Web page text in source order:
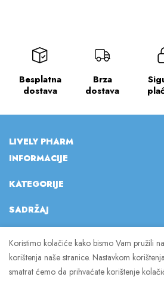
Besplatna
dostava
Brza
dostava
LIVELY PHARM
INFORMACIJE
KATEGORIJE
SADRŽAJ
© 2023 Lively Pharm. Sva
Koristimo kolačiće kako bismo Vam pružili
korištenja naše stranice. Nastavkom
smatrat ćemo da prihvaćate korištenje